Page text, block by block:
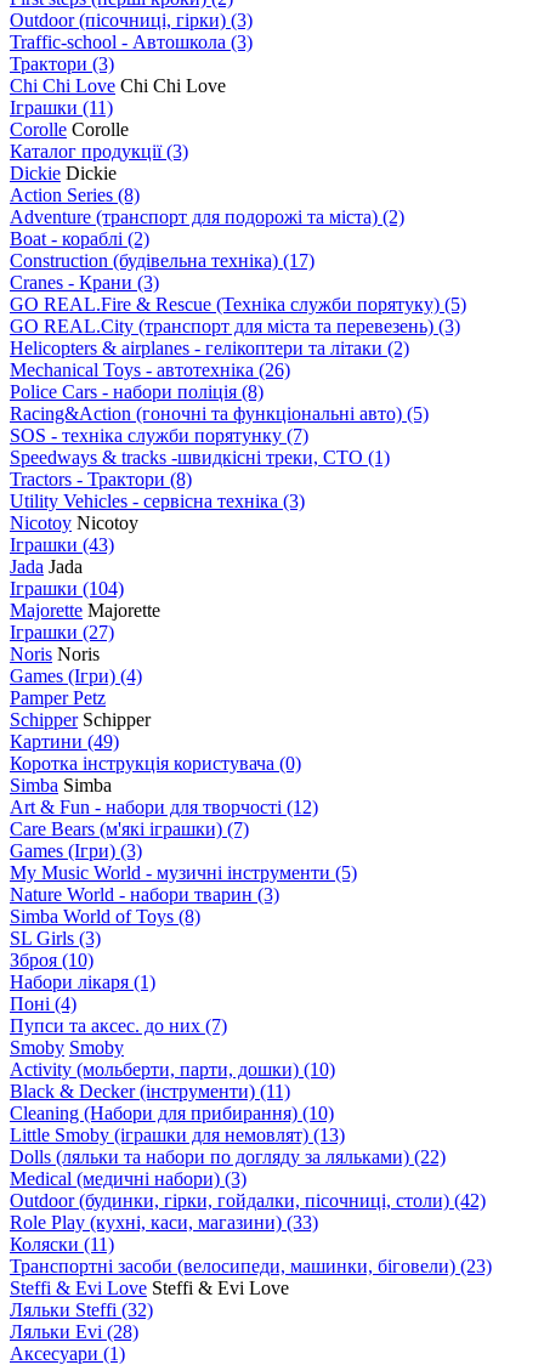
Outdoor (пісочниці, гірки) (3)
Traffic-school - Автошкола (3)
Трактори (3)
Chi Chi Love Chi Chi Love
Іграшки (11)
Corolle Corolle
Каталог продукції(3)
Dickie Dickie
Action Series (8)
Adventure (транспорт для подорожі та міста) (2)
Boat - кораблі (2)
Construction (будівельна техніка) (17)
Cranes - Крани (3)
GO REAL.Fire & Rescue (Техніка служби порятуку) (5)
GO REAL.City (транспорт для міста та перевезень) (3)
Helicopters & airplanes - гелікоптери та літаки (2)
Mechanical Toys - автотехніка (26)
Police Cars - набори поліція (8)
Racing&Action (гоночні та функціональні авто) (5)
SOS - техніка служби порятунку (7)
Speedways & tracks -швидкісні треки, СТО (1)
Tractors - Трактори (8)
Utility Vehicles - сервісна техніка (3)
Nicotoy Nicotoy
Іграшки (43)
Jada Jada
Іграшки (104)
Majorette Majorette
Іграшки (27)
Noris Noris
Games (Ігри) (4)
Pamper Petz
Schipper Schipper
Картини (49)
Коротка інструкція користувача (0)
Simba Simba
Art & Fun - набори для творчості (12)
Care Bears (м'які іграшки) (7)
Games (Ігри) (3)
My Music World - музичні інструменти (5)
Nature World - набори тварин (3)
Simba World of Toys (8)
SL Girls (3)
Зброя (10)
Набори лікаря (1)
Поні (4)
Пупси та аксес. до них (7)
Smoby Smoby
Аctivity (мольберти, парти, дошки) (10)
Black & Decker (інструменти) (11)
Cleaning (Набори для прибирання) (10)
Little Smoby (іграшки для немовлят) (13)
Dolls (ляльки та набори по догляду за ляльками) (22)
Medical (медичні набори) (3)
Outdoor (будинки, гірки, гойдалки, пісочниці, столи) (42)
Role Play (кухні, каси, магазини) (33)
Коляски (11)
Транспортні засоби (велосипеди, машинки, біговели) (23)
Steffi & Evi Love Steffi & Evi Love
Ляльки Steffi (32)
Ляльки Evi (28)
Аксесуари (1)